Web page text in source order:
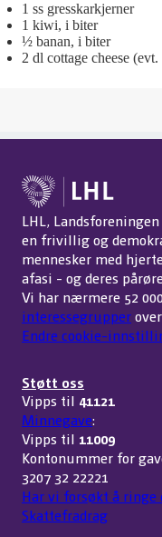
1 ss gresskarkjerner
1 kiwi, i biter
½ banan, i biter
2 dl cottage cheese
LHL,
en frivillig og
mennesker med
afasi - og deres
Vi har nærmere 52
interessegrupper
Endre cookie-
Støtt oss
Vipps til 41121
Minnegave:
Vipps til 11009
Kontonummer for
3207 32 22221
Har vi forsøkt å ringe
Skattefradrag